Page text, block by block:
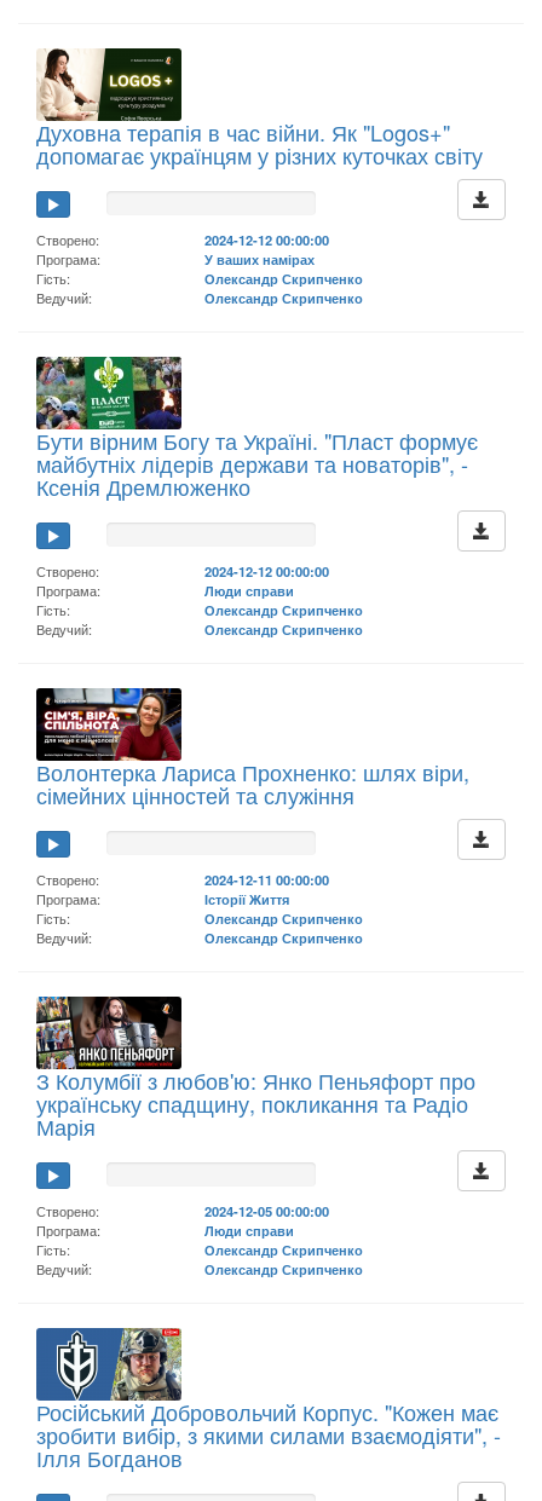
Духовна терапія в час війни. Як "Logos+"
допомагає українцям у різних куточках світу
Створено:
2024-12-12 00:00:00
Програма:
У ваших намірах
Гість:
Олександр Скрипченко
Ведучий:
Олександр Скрипченко
Бути вірним Богу та Україні. "Пласт формує
майбутніх лідерів держави та новаторів", -
Ксенія Дремлюженко
Створено:
2024-12-12 00:00:00
Програма:
Люди справи
Гість:
Олександр Скрипченко
Ведучий:
Олександр Скрипченко
Волонтерка Лариса Прохненко: шлях віри,
сімейних цінностей та служіння
Створено:
2024-12-11 00:00:00
Програма:
Історії Життя
Гість:
Олександр Скрипченко
Ведучий:
Олександр Скрипченко
З Колумбії з любов'ю: Янко Пеньяфорт про
українську спадщину, покликання та Радіо
Марія
Створено:
2024-12-05 00:00:00
Програма:
Люди справи
Гість:
Олександр Скрипченко
Ведучий:
Олександр Скрипченко
Російський Добровольчий Корпус. "Кожен має
зробити вибір, з якими силами взаємодіяти", -
Ілля Богданов